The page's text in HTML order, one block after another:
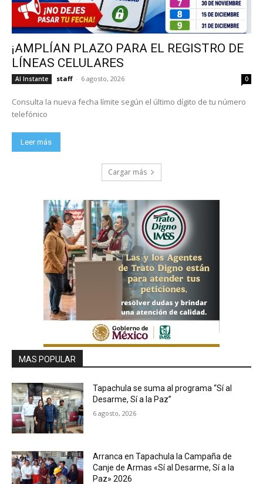
¡AMPLÍAN PLAZO PARA EL REGISTRO DE
LÍNEAS CELULARES
Al Instante staff - 6 agosto, 2026 0
Consulta la nueva fecha límite según el último dígito de tu número
telefónico
Leer más
Cargar más
MAS POPULAR
Tapachula se suma al programa “Sí al
Desarme, Sí a la Paz”
6 agosto, 2026
Arranca en Tapachula la Campaña de
Canje de Armas «Sí al Desarme, Sí a la
Paz» 2026